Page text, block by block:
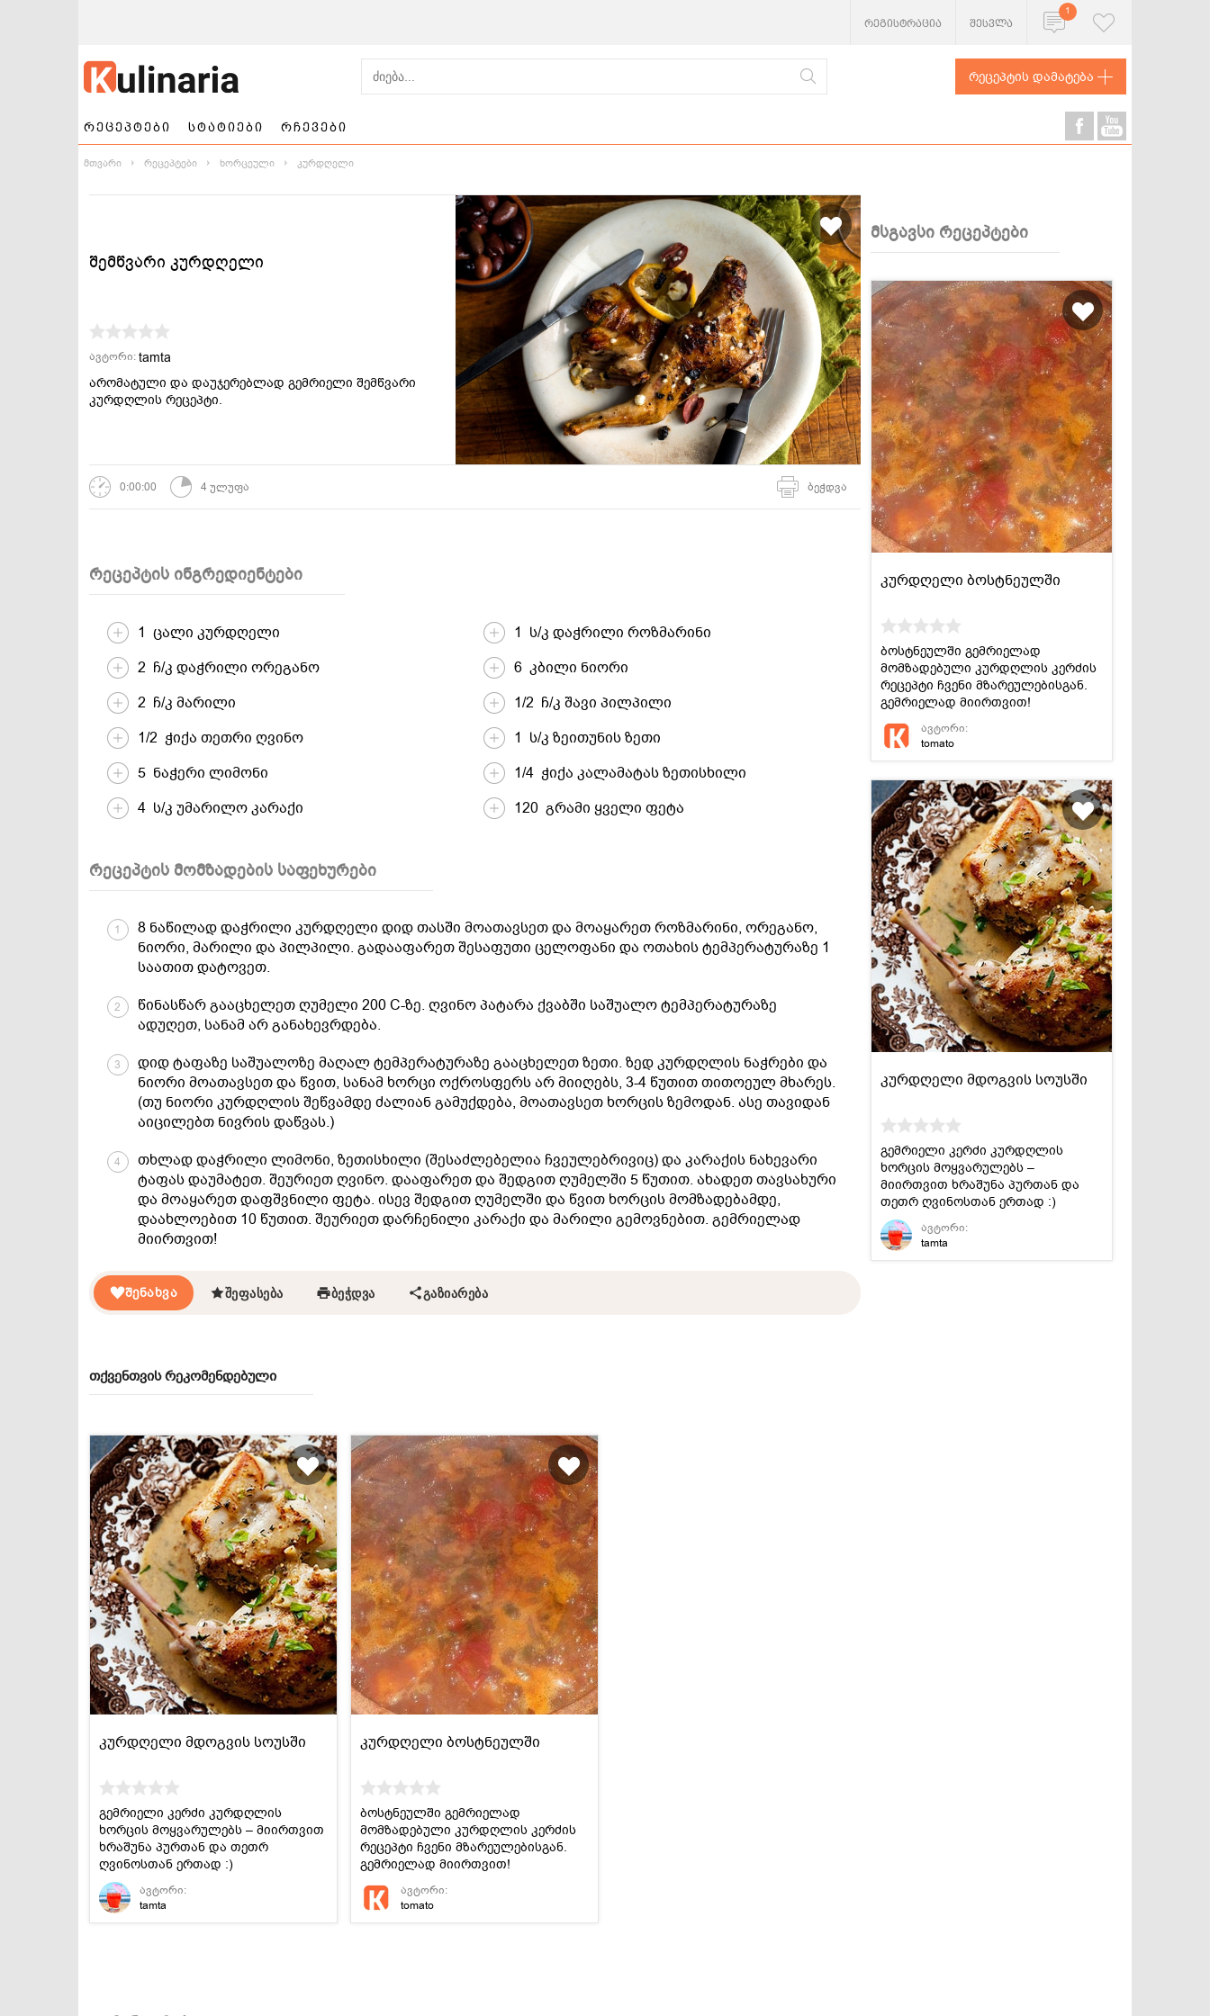
რეგისტრაცია შესვლა
1
რეცეპტის დამატება
რეცეპტები
ქართული
სამზარეულო
წვნიანები ცომეული ხორცეული
თევზი და
ზღვის
პროდუქტები
მსოფლიო
სამზარეულო
სადღესასწაულო
პასტა და
ბურღულეული
სასმელები
კონსერვი და
სოუსები
სტატიები რჩევები
მთვარი რეცეპტები ხორცეული კურდღელი
შემწვარი კურდღელი
ავტორი:tamta
არომატული და დაუჯერებლად გემრიელი შემწვარი
კურდღლის რეცეპტი.
0:00:00 4 ულუფა ბეჭდვა
რეცეპტის ინგრედიენტები
1 ცალი კურდღელი
1 ს/კ დაჭრილი როზმარინი
2 ჩ/კ დაჭრილი ორეგანო
6 კბილი ნიორი
2 ჩ/კ მარილი
1/2 ჩ/კ შავი პილპილი
1/2 ჭიქა თეთრი ღვინო
1 ს/კ ზეითუნის ზეთი
5 ნაჭერი ლიმონი
1/4 ჭიქა კალამატას ზეთისხილი
4 ს/კ უმარილო კარაქი
120 გრამი ყველი ფეტა
რეცეპტის მომზადების საფეხურები
1
8 ნაწილად დაჭრილი კურდღელი დიდ თასში მოათავსეთ და მოაყარეთ როზმარინი, ორეგანო,
ნიორი, მარილი და პილპილი. გადააფარეთ შესაფუთი ცელოფანი და ოთახის ტემპერატურაზე 1
საათით დატოვეთ.
2
წინასწარ გააცხელეთ ღუმელი 200 C-ზე. ღვინო პატარა ქვაბში საშუალო ტემპერატურაზე
ადუღეთ, სანამ არ განახევრდება.
3
დიდ ტაფაზე საშუალოზე მაღალ ტემპერატურაზე გააცხელეთ ზეთი. ზედ კურდღლის ნაჭრები და
ნიორი მოათავსეთ და წვით, სანამ ხორცი ოქროსფერს არ მიიღებს, 3-4 წუთით თითოეულ მხარეს.
(თუ ნიორი კურდღლის შეწვამდე ძალიან გამუქდება, მოათავსეთ ხორცის ზემოდან. ასე თავიდან
აიცილებთ ნივრის დაწვას.)
4
თხლად დაჭრილი ლიმონი, ზეთისხილი (შესაძლებელია ჩვეულებრივიც) და კარაქის ნახევარი
ტაფას დაუმატეთ. შეურიეთ ღვინო. დააფარეთ და შედგით ღუმელში 5 წუთით. ახადეთ თავსახური
და მოაყარეთ დაფშვნილი ფეტა. ისევ შედგით ღუმელში და წვით ხორცის მომზადებამდე,
დაახლოებით 10 წუთით. შეურიეთ დარჩენილი კარაქი და მარილი გემოვნებით. გემრიელად
მიირთვით!
ᲨᲔᲜᲐᲮᲕᲐ ᲨᲔᲤᲐᲡᲔᲑᲐ ᲑᲔᲭᲓᲕᲐ ᲒᲐᲖᲘᲐᲠᲔᲑᲐ
თქვენთვის რეკომენდებული
კურდღელი მდოგვის სოუსში
გემრიელი კერძი კურდღლის
ხორცის მოყვარულებს – მიირთვით
ხრაშუნა პურთან და თეთრ
ღვინოსთან ერთად :)
ავტორი:
tamta
კურდღელი ბოსტნეულში
ბოსტნეულში გემრიელად
მომზადებული კურდღლის კერძის
რეცეპტი ჩვენი მზარეულებისგან.
გემრიელად მიირთვით!
ავტორი:
tomato
მსგავსი რეცეპტები
კურდღელი ბოსტნეულში
ბოსტნეულში გემრიელად
მომზადებული კურდღლის კერძის
რეცეპტი ჩვენი მზარეულებისგან.
გემრიელად მიირთვით!
ავტორი:
tomato
კურდღელი მდოგვის სოუსში
გემრიელი კერძი კურდღლის
ხორცის მოყვარულებს –
მიირთვით ხრაშუნა პურთან და
თეთრ ღვინოსთან ერთად :)
ავტორი:
tamta